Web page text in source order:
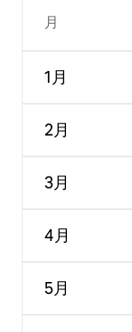
月
1月
2月
3月
4月
5月